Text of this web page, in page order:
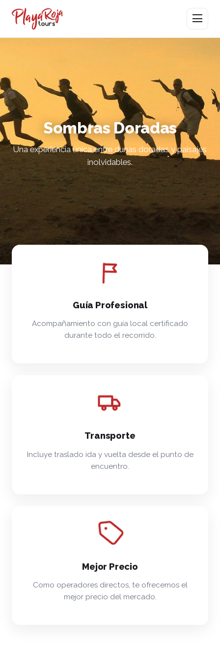
Abrir menú
Sombras Doradas
Una experiencia única entre dunas doradas y paisajes
inolvidables.
Guía Profesional
Acompañamiento con guía local certificado
durante todo el recorrido.
Transporte
Incluye traslado ida y vuelta desde el punto de
encuentro.
Mejor Precio
Como operadores directos, te ofrecemos el
mejor precio del mercado.